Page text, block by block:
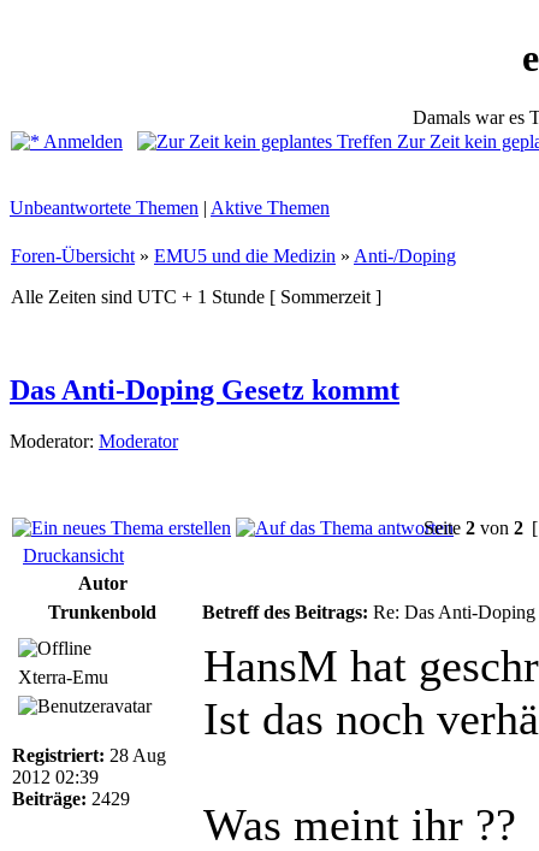
Damals war es
Anmelden
Zur Zeit kein
Unbeantwortete Themen | Aktive Themen
Foren-Übersicht » EMU5 und die Medizin » Anti-/Doping
Alle Zeiten sind UTC + 1 Stunde [ Sommerzeit ]
Das Anti-Doping Gesetz kommt
Moderator: Moderator
Seite 2 von 2
Druckansicht
Autor
Trunkenbold
Betreff des Beitrags: Re: Das Anti-Doping
Xterra-Emu
Registriert: 28 Aug
2012 02:39
Beiträge: 2429
HansM hat
Ist das noch
Was meint ihr ??